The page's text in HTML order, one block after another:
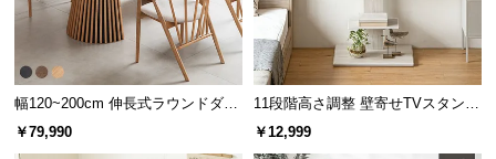
幅120~200cm 伸長式ラウンドダイ
ニングテーブル 6人掛け 天然木突
板 美しい格子デザイン
￥79,990
11段階高さ調整 壁寄せTVスタンド
キャスター付き 上下左右角度調節
￥12,999